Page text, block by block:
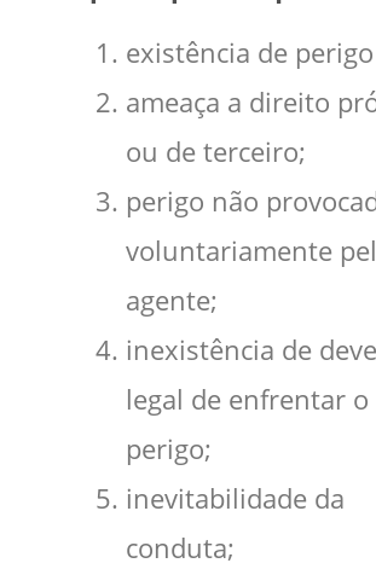
existência de
ameaça a direito
ou de terceiro;
perigo não
voluntariamente
agente;
inexistência de
legal de enfrentar o
perigo;
inevitabilidade da
conduta;